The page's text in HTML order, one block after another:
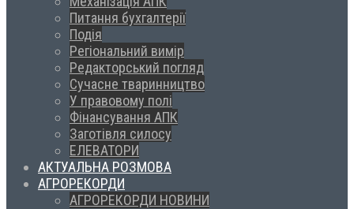
Питання бухгалтерії
Подія
Регіональний вимір
Редакторський погляд
Сучасне тваринництво
У правовому полі
Фінансування АПК
Заготівля силосу
ЕЛЕВАТОРИ
АКТУАЛЬНА РОЗМОВА
АГРОРЕКОРДИ
АГРОРЕКОРДИ НОВИНИ